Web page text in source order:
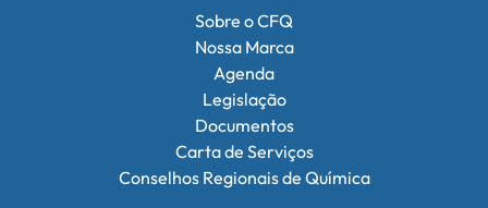
Sobre o CFQ
Nossa Marca
Agenda
Legislação
Documentos
Carta de Serviços
Conselhos Regionais de Química